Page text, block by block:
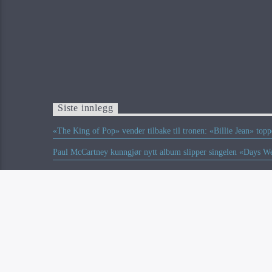
Siste innlegg
«The King of Pop» vender tilbake til tronen: «Billie Jean»
Paul McCartney kunngjør nytt album slipper singelen «Days